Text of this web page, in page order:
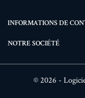
INFORMATIONS DE
NOTRE SOCIÉTÉ
© 2026 -